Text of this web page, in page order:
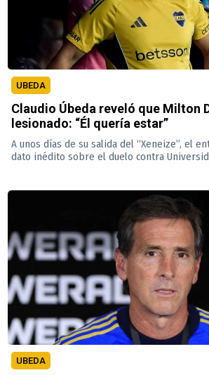
UBEDA
Claudio Úbeda reveló que Milton
lesionado: “Él quería estar”
A unos días de su salida del “Xeneize”, el
dato inédito sobre el duelo contra
UBEDA